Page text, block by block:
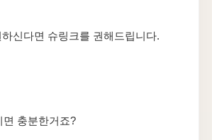
신다면 슈링크를 권해드립니다.
면 충분한거죠?